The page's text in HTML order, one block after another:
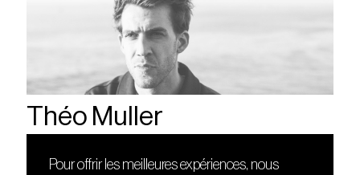
Théo Muller
Pour offrir les meilleures expériences, nous